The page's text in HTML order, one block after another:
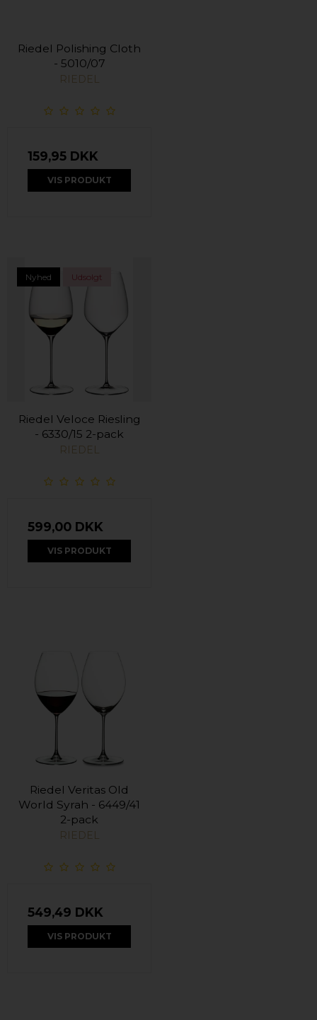
Riedel Polishing Cloth
- 5010/07
RIEDEL
159,95 DKK
VIS PRODUKT
Nyhed Udsolgt
Riedel Veloce Riesling
- 6330/15 2-pack
RIEDEL
599,00 DKK
VIS PRODUKT
Riedel Veritas Old
World Syrah - 6449/41
2-pack
RIEDEL
549,49 DKK
VIS PRODUKT